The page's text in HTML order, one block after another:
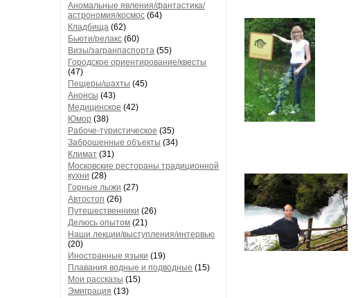
Аномальные явления/фантастика/
астрономия/космос (64)
Кладбища (62)
Бьюти/релакс (60)
Визы/загранпаспорта (55)
Городское ориентирование/квесты
(47)
Пещеры/шахты (45)
Анонсы (43)
Медицинское (42)
Юмор (38)
Рабоче-туристическое (35)
Заброшенные объекты (34)
Климат (31)
Московские рестораны традиционной
кухни (28)
Горные лыжи (27)
Автостоп (26)
Путешественники (26)
Делюсь опытом (21)
Наши лекции/выступления/интервью
(20)
Иностранные языки (19)
Плавания водные и подводные (15)
Мои рассказы (15)
Эмиграция (13)